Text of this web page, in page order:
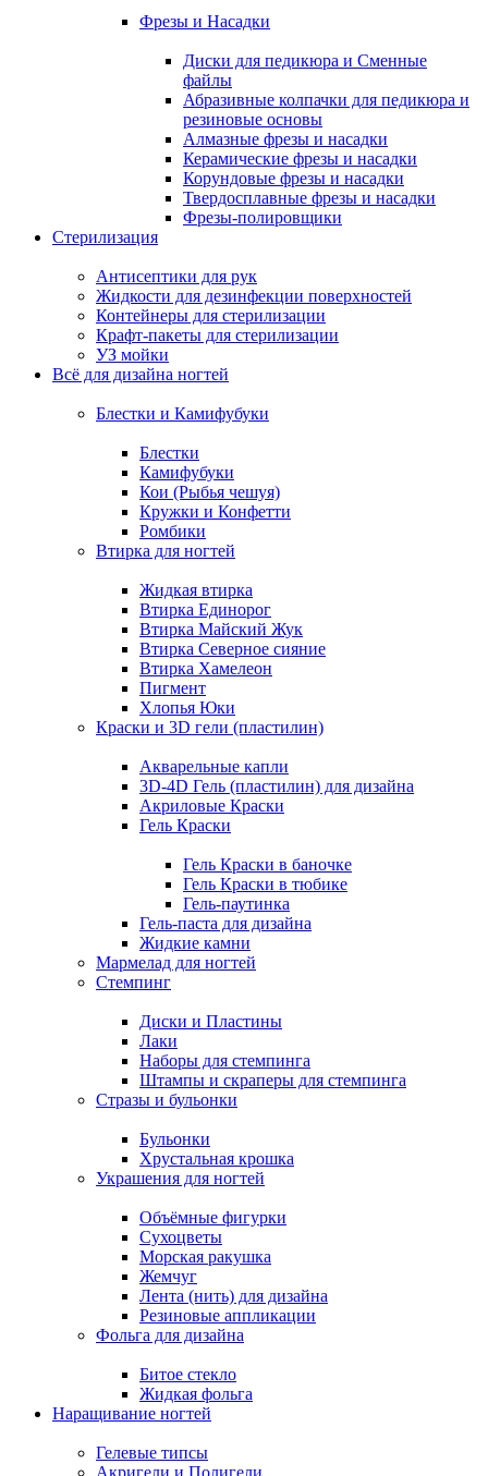
Фрезы и Насадки
Диски для педикюра и Сменные
файлы
Абразивные колпачки для педикюра и
резиновые основы
Алмазные фрезы и насадки
Керамические фрезы и насадки
Корундовые фрезы и насадки
Твердосплавные фрезы и насадки
Фрезы-полировщики
Стерилизация
Антисептики для рук
Жидкости для дезинфекции поверхностей
Контейнеры для стерилизации
Крафт-пакеты для стерилизации
УЗ мойки
Всё для дизайна ногтей
Блестки и Камифубуки
Блестки
Камифубуки
Кои (Рыбья чешуя)
Кружки и Конфетти
Ромбики
Втирка для ногтей
Жидкая втирка
Втирка Единорог
Втирка Майский Жук
Втирка Северное сияние
Втирка Хамелеон
Пигмент
Хлопья Юки
Краски и 3D гели (пластилин)
Акварельные капли
3D-4D Гель (пластилин) для дизайна
Акриловые Краски
Гель Краски
Гель Краски в баночке
Гель Краски в тюбике
Гель-паутинка
Гель-паста для дизайна
Жидкие камни
Мармелад для ногтей
Стемпинг
Диски и Пластины
Лаки
Наборы для стемпинга
Штампы и скраперы для стемпинга
Стразы и бульонки
Бульонки
Хрустальная крошка
Украшения для ногтей
Объёмные фигурки
Сухоцветы
Морская ракушка
Жемчуг
Лента (нить) для дизайна
Резиновые аппликации
Фольга для дизайна
Битое стекло
Жидкая фольга
Наращивание ногтей
Гелевые типсы
Акригели и Полигели